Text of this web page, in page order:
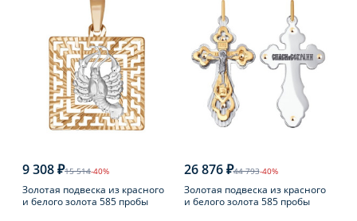
9 308 ₽15 514-40%
Золотая подвеска из красного
и белого золота 585 пробы
26 876 ₽44 793-40%
Золотая подвеска из красного
и белого золота 585 пробы